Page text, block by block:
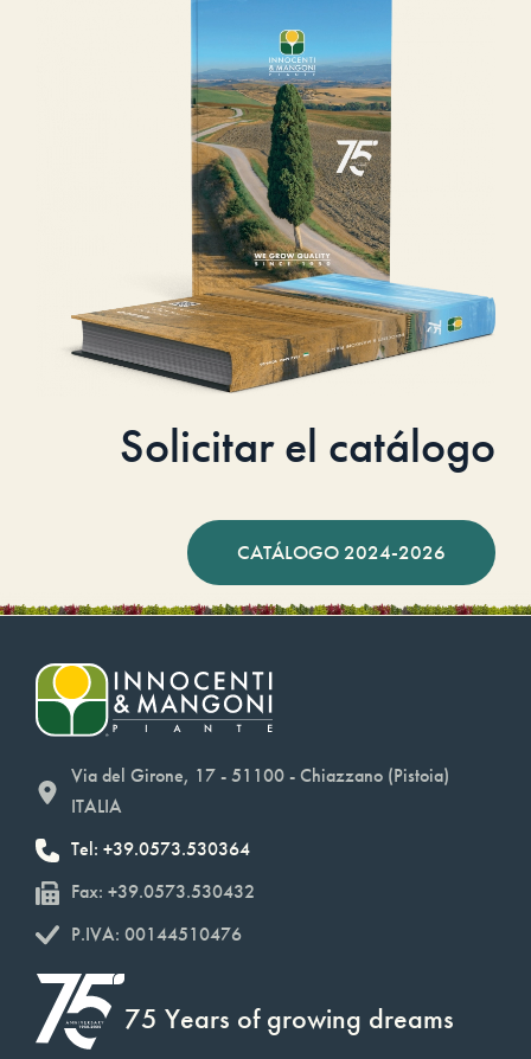
Solicitar el catálogo
CATÁLOGO 2024-2026
Via del Girone, 17 - 51100 - Chiazzano (Pistoia)
ITALIA
Tel: +39.0573.530364
Fax: +39.0573.530432
P.IVA: 00144510476
75 Years of growing dreams